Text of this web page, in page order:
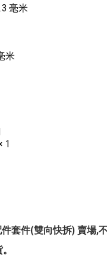
毫米
米
1
套件(雙向快拆) 賣場,